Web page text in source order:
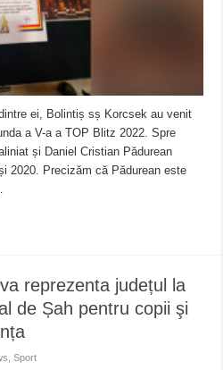
ei, Bolintiș sș Korcsek au venit
a V-a a TOP Blitz 2022. Spre
și Daniel Cristian Pădurean
2020. Precizăm că Pădurean este
reprezenta județul la
de Șah pentru copii şi
,Sport